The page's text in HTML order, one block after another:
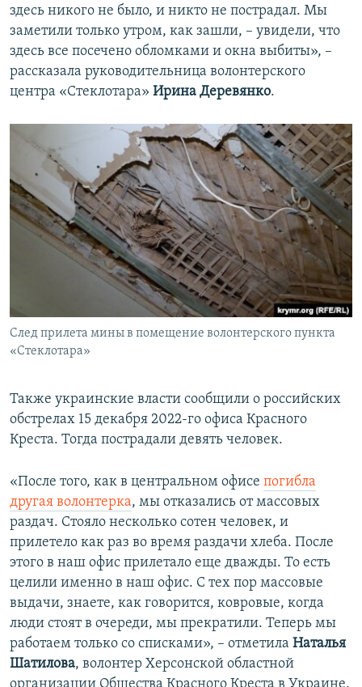
здесь никого не было, и никто не пострадал. Мы
заметили только утром, как зашли, – увидели, что
здесь все посечено обломками и окна выбиты», –
рассказала руководительница волонтерского
центра «Стеклотара» Ирина Деревянко.
След прилета мины в помещение волонтерского пункта
«Стеклотара»
Также украинские власти сообщили о российских
обстрелах 15 декабря 2022-го офиса Красного
Креста. Тогда пострадали девять человек.
«После того, как в центральном офисе погибла
другая волонтерка, мы отказались от массовых
раздач. Стояло несколько сотен человек, и
прилетело как раз во время раздачи хлеба. После
этого в наш офис прилетало еще дважды. То есть
целили именно в наш офис. С тех пор массовые
выдачи, знаете, как говорится, ковровые, когда
люди стоят в очереди, мы прекратили. Теперь мы
работаем только со списками», – отметила Наталья
Шатилова, волонтер Херсонской областной